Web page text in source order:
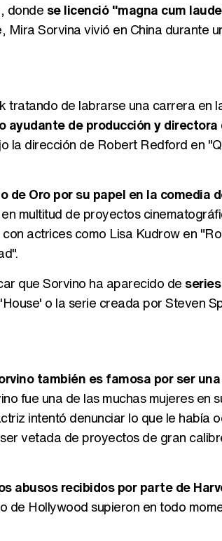
donde se licenció "magna cum
Mira Sorvina vivió en China durante
tratando de labrarse una carrera en
ayudante de producción y
la dirección de Robert Redford en
de Oro por su papel en la comedia
multitud de proyectos
actrices como Lisa Kudrow en
que Sorvino ha aparecido de
o la serie creada por Steven
también es famosa por ser
fue una de las muchas mujeres en
intentó denunciar lo que le había
vetada de proyectos de gran
abusos recibidos por parte de
de Hollywood supieron en todo